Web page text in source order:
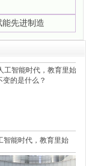
先进制造
智能时代，教育里始